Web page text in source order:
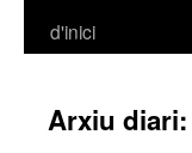
d'inici
Arxiu diari: